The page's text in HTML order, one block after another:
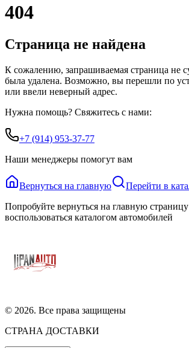
404
Страница не найдена
К сожалению, запрашиваемая страница не
была удалена. Возможно, вы перешли по
или ввели неверный адрес.
Нужна помощь? Свяжитесь с нами:
+7 (914) 953-37-77
Наши менеджеры помогут вам
Вернуться на главную
Перейти в
Попробуйте вернуться на главную
воспользоваться каталогом автомобилей
© 2026. Все права защищены
СТРАНА ДОСТАВКИ